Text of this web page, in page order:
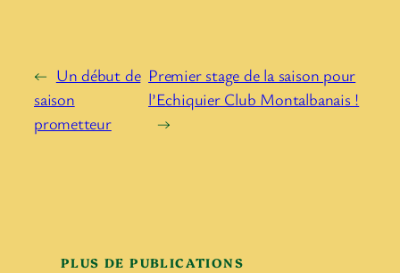
← Un début de
saison
prometteur
Premier stage de la saison pour
l’Echiquier Club Montalbanais !
→
PLUS DE PUBLICATIONS